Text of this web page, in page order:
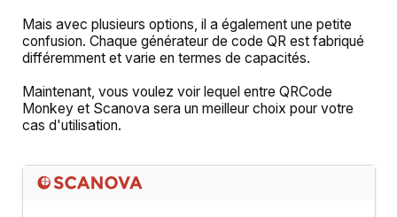
Mais avec plusieurs options, il a également une petite
confusion. Chaque générateur de code QR est fabriqué
différemment et varie en termes de capacités.
Maintenant, vous voulez voir lequel entre QRCode
Monkey et Scanova sera un meilleur choix pour votre
cas d'utilisation.